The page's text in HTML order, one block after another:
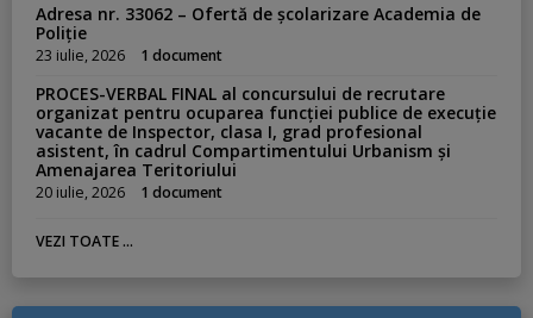
Adresa nr. 33062 – Ofertă de școlarizare Academia de
Poliție
23 iulie, 2026 1 document
PROCES-VERBAL FINAL al concursului de recrutare
organizat pentru ocuparea funcției publice de execuție
vacante de Inspector, clasa I, grad profesional
asistent, în cadrul Compartimentului Urbanism și
Amenajarea Teritoriului
20 iulie, 2026 1 document
VEZI TOATE ...